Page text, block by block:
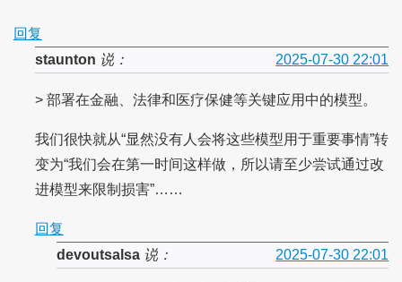
回复
staunton 说： 2025-07-30 22:01
> 部署在金融、法律和医疗保健等关键应用中的模型。
我们很快就从“显然没有人会将这些模型用于重要事情”转
变为“我们会在第一时间这样做，所以请至少尝试通过改
进模型来限制损害”……
回复
devoutsalsa说： 2025-07-30 22:01